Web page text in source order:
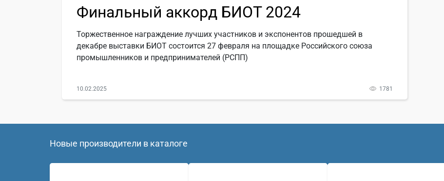
Финальный аккорд БИОТ 2024
Торжественное награждение лучших участников и экспонентов прошедшей в
декабре выставки БИОТ состоится 27 февраля на площадке Российского союза
промышленников и предпринимателей (РСПП)
10.02.2025 1781
Новые производители в каталоге